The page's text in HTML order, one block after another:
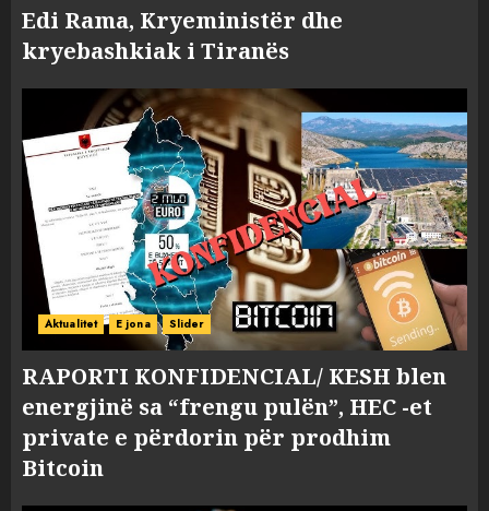
Edi Rama, Kryeministër dhe
kryebashkiak i Tiranës
Aktualitet E jona Slider
RAPORTI KONFIDENCIAL/ KESH blen
energjinë sa “frengu pulën”, HEC -et
private e përdorin për prodhim
Bitcoin